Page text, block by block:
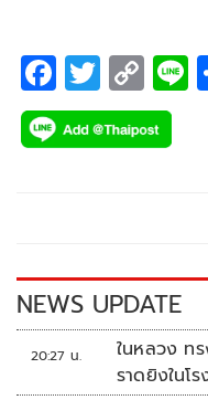
F
ac
e
k
T
wi
tt
C
o
p
k
NEWS UPDATE
20:27 น.
ในหลวง ท
ราดยิงในโร